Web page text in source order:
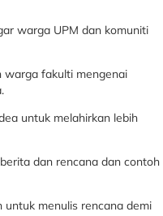
warga UPM dan komuniti
warga fakulti mengenai
untuk melahirkan lebih
dan rencana dan contoh
untuk menulis rencana demi